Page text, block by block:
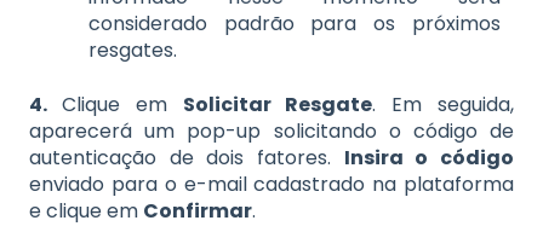
considerado padrão para os próximos
resgates.
4. Clique em Solicitar Resgate. Em seguida,
aparecerá um pop-up solicitando o código de
autenticação de dois fatores. Insira o código
enviado para o e-mail cadastrado na plataforma
e clique em Confirmar.